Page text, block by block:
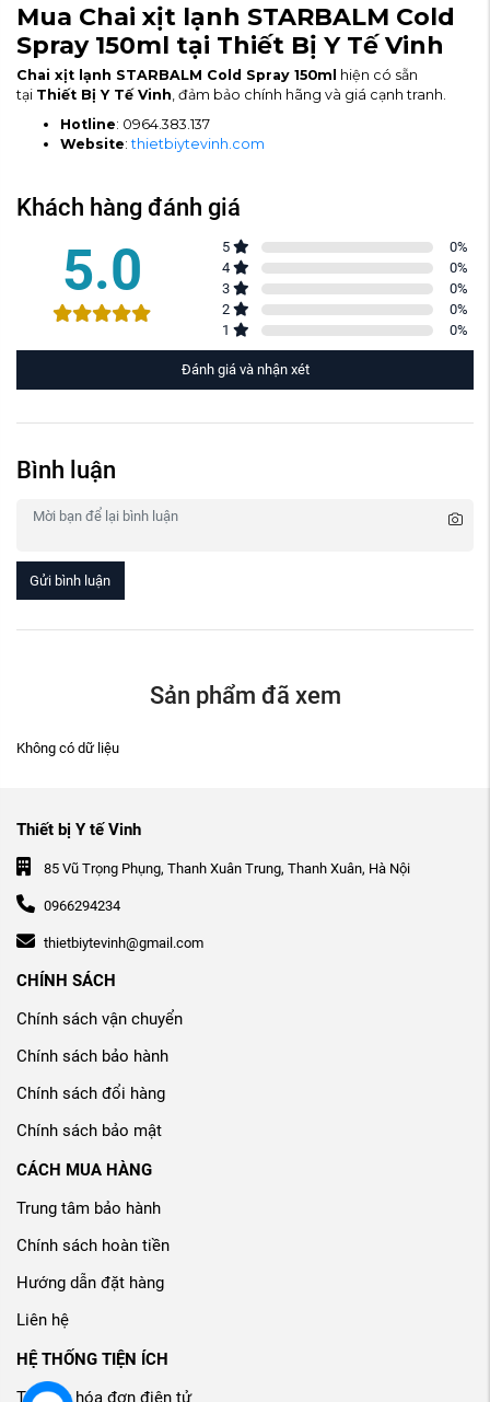
Mua Chai xịt lạnh STARBALM Cold
Spray 150ml tại Thiết Bị Y Tế Vinh
Chai xịt lạnh STARBALM Cold Spray 150ml
hiện có sẵn
tại Thiết Bị Y Tế Vinh , đảm bảo chính hãng và giá cạnh tranh.
Hotline: 0964.383.137
Website:thietbiytevinh.com
Khách hàng đánh giá
5.0 5 0%
4
0%
3
0%
2
0%
1
0%
Đánh giá và nhận xét
Bình luận
Gửi bình luận
Sản phẩm đã xem
Không có dữ liệu
Thiết bị Y tế Vinh
85 Vũ Trọng Phụng, Thanh Xuân Trung, Thanh Xuân, Hà Nội
0966294234
thietbiytevinh@gmail.com
CHÍNH SÁCH
Chính sách vận chuyển
Chính sách bảo hành
Chính sách đổi hàng
Chính sách bảo mật
CÁCH MUA HÀNG
Trung tâm bảo hành
Chính sách hoàn tiền
Hướng dẫn đặt hàng
Liên hệ
HỆ THỐNG TIỆN ÍCH